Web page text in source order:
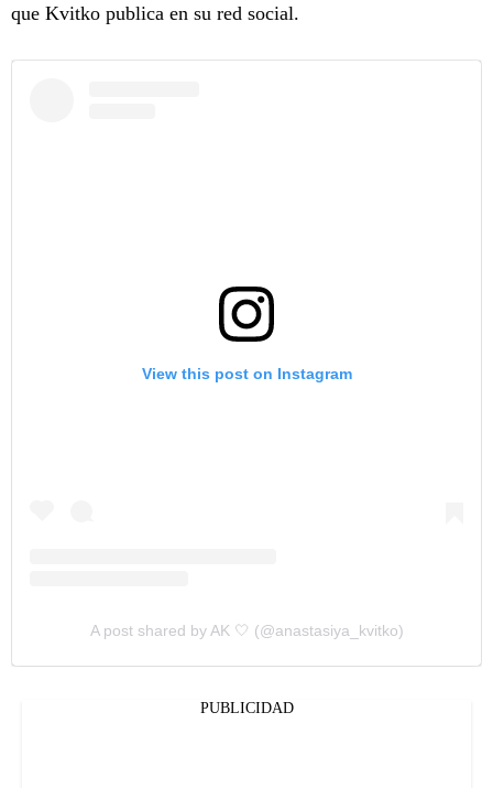
que Kvitko publica en su red social.
View this post on Instagram
A post shared by AK 🤍 (@anastasiya_kvitko)
PUBLICIDAD